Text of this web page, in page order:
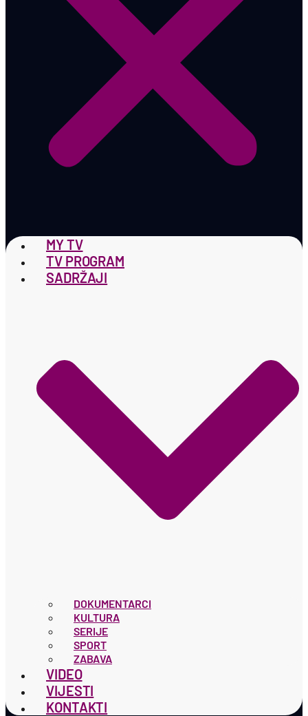
MY TV
TV PROGRAM
SADRŽAJI
DOKUMENTARCI
KULTURA
SERIJE
SPORT
ZABAVA
VIDEO
VIJESTI
KONTAKTI